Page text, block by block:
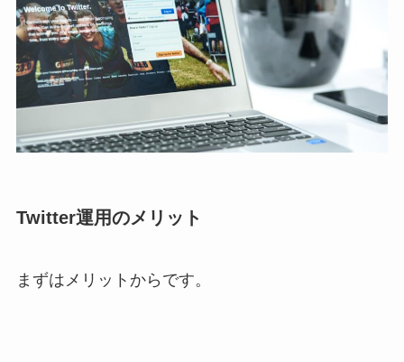
Twitter運用のメリット
まずはメリットからです。